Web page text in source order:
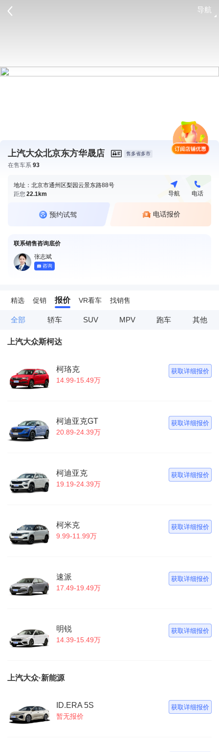
导航
上汽大众北京东方华晟店 售多省多市
在售车系 93
地址：北京市通州区梨园云景东路88号
距您22.1km 导航 电话
预约试驾 电话报价
联系销售咨询底价
张志斌
咨询
精选 促销 报价 VR看车 找销售
全部 轿车 SUV MPV 跑车 其他
上汽大众斯柯达
柯珞克
14.99-15.49万
获取详细报价
柯迪亚克GT
20.89-24.39万
获取详细报价
柯迪亚克
19.19-24.39万
获取详细报价
柯米克
9.99-11.99万
获取详细报价
速派
17.49-19.49万
获取详细报价
明锐
14.39-15.49万
获取详细报价
上汽大众·新能源
ID.ERA 5S
暂无报价
获取详细报价